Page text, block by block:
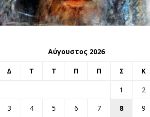
Αύγουστος 2026
Δ Τ Τ Π Π Σ Κ
1
2
3
4 5 6 7 8
9